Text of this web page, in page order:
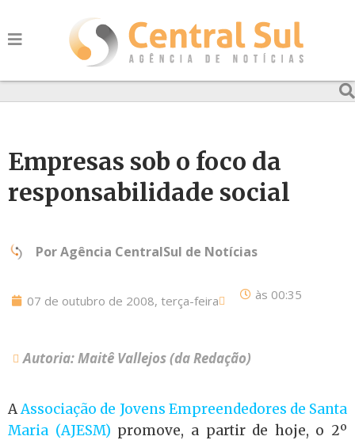
Empresas sob o foco da
responsabilidade social
PorAgência CentralSul de Notícias
07 de outubro de 2008, terça-feira às 00:35
Autoria: Maitê Vallejos (da Redação)
AAssociação de Jovens Empreendedores de Santa
Maria (AJESM) promove, a partir de hoje, o 2º